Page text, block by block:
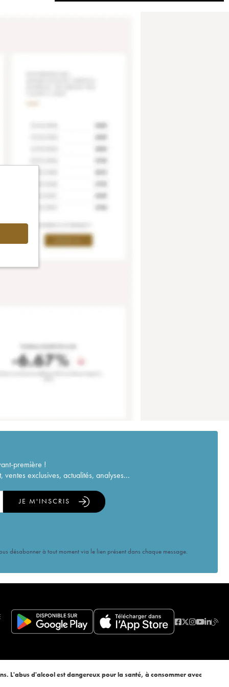
première !
exclusives, actualités, analyses...
JE M'INSCRIS
désabonner à tout moment via le lien présent dans chaque message.
L'abus d'alcool est dangereux pour la santé, à consommer avec